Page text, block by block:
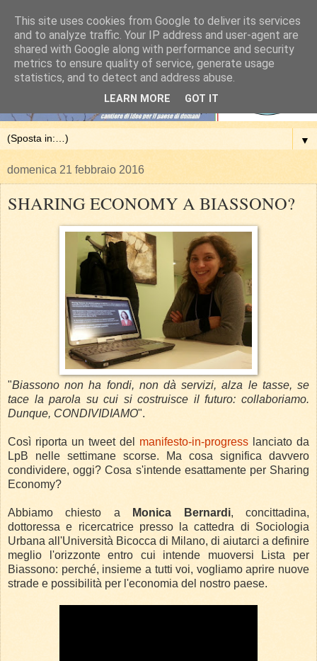
▼
domenica 21 febbraio 2016
SHARING ECONOMY A BIASSONO?
"Biassono non ha fondi, non dà servizi, alza le tasse, se
tace la parola su cui si costruisce il futuro: collaboriamo.
Dunque, CONDIVIDIAMO".
Così riporta un tweet del manifesto-in-progress lanciato da
LpB nelle settimane scorse. Ma cosa significa davvero
condividere, oggi? Cosa s'intende esattamente per Sharing
Economy?
Abbiamo chiesto a Monica Bernardi, concittadina,
dottoressa e ricercatrice presso la cattedra di Sociologia
Urbana all'Università Bicocca di Milano, di aiutarci a definire
meglio l'orizzonte entro cui intende muoversi Lista per
Biassono: perché, insieme a tutti voi, vogliamo aprire nuove
strade e possibilità per l'economia del nostro paese.
This site uses cookies from Google to deliver its services
and to analyze traffic. Your IP address and user-agent are
shared with Google along with performance and security
metrics to ensure quality of service, generate usage
statistics, and to detect and address abuse.
LEARN MORE GOT IT